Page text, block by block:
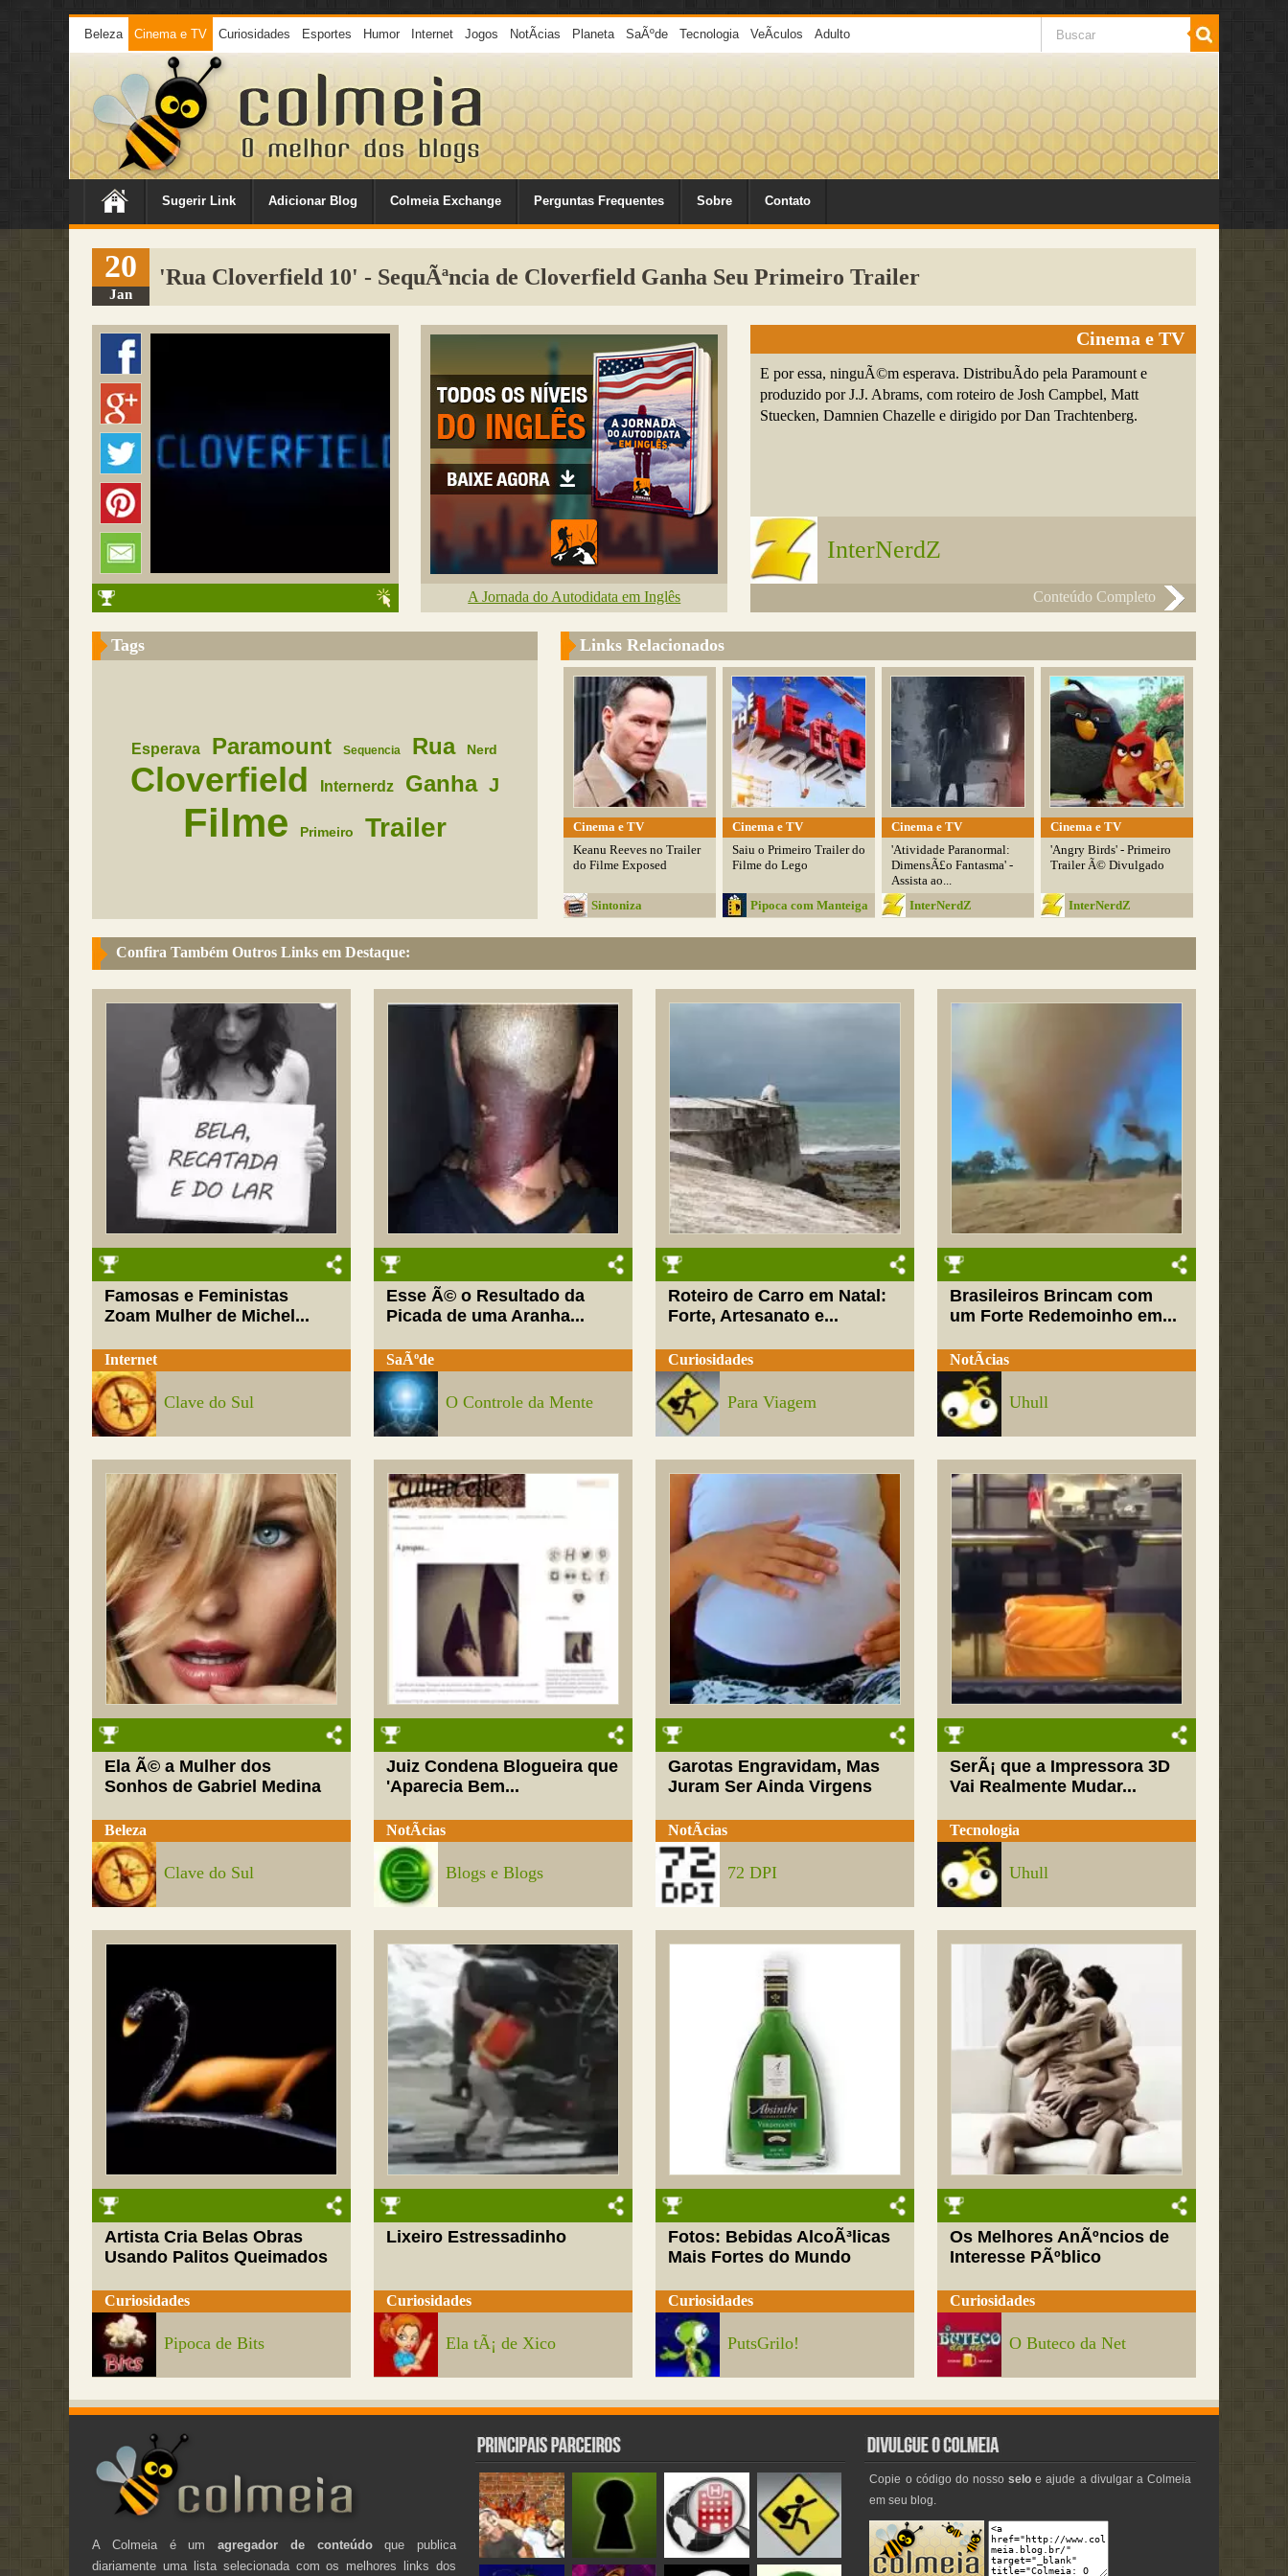
Beleza Cinema e TV Curiosidades Esportes Humor Internet Jogos NotÃ­cias Planeta SaÃºde Tecnologia VeÃ­culos Adulto
Sugerir Link Adicionar Blog Colmeia Exchange Perguntas Frequentes Sobre Contato
20
Jan
'Rua Cloverfield 10' - SequÃªncia de Cloverfield Ganha Seu Primeiro Trailer
A Jornada do Autodidata em Inglês
Cinema e TV
E por essa, ninguÃ©m esperava. DistribuÃ­do pela Paramount e
produzido por J.J. Abrams, com roteiro de Josh Campbel, Matt
Stuecken, Damnien Chazelle e dirigido por Dan Trachtenberg.
InterNerdZ
Conteúdo Completo
Tags
Esperava Paramount Sequencia Rua Nerd
Cloverfield Internerdz Ganha J
Filme Primeiro Trailer
Links Relacionados
Cinema e TV
Keanu Reeves no Trailer
do Filme Exposed
Sintoniza
Cinema e TV
Saiu o Primeiro Trailer do
Filme do Lego
Pipoca com Manteiga
Cinema e TV
'Atividade Paranormal:
DimensÃ£o Fantasma' -
Assista ao...
InterNerdZ
Cinema e TV
'Angry Birds' - Primeiro
Trailer Ã© Divulgado
InterNerdZ
Confira Também Outros Links em Destaque:
Famosas e Feministas
Zoam Mulher de Michel...
Internet
Clave do Sul
Esse Ã© o Resultado da
Picada de uma Aranha...
SaÃºde
O Controle da Mente
Roteiro de Carro em Natal:
Forte, Artesanato e...
Curiosidades
Para Viagem
Brasileiros Brincam com
um Forte Redemoinho em...
NotÃ­cias
Uhull
Ela Ã© a Mulher dos
Sonhos de Gabriel Medina
Beleza
Clave do Sul
Juiz Condena Blogueira que
'Aparecia Bem...
NotÃ­cias
Blogs e Blogs
Garotas Engravidam, Mas
Juram Ser Ainda Virgens
NotÃ­cias
72 DPI
SerÃ¡ que a Impressora 3D
Vai Realmente Mudar...
Tecnologia
Uhull
Artista Cria Belas Obras
Usando Palitos Queimados
Curiosidades
Pipoca de Bits
Lixeiro Estressadinho
Curiosidades
Ela tÃ¡ de Xico
Fotos: Bebidas AlcoÃ³licas
Mais Fortes do Mundo
Curiosidades
PutsGrilo!
Os Melhores AnÃºncios de
Interesse PÃºblico
Curiosidades
O Buteco da Net
A Colmeia é umagregador de conteúdoque publica
diariamente uma lista selecionada com os melhores links dos
Copie o código do nossoselo e ajude a divulgar a Colmeia
em seu blog.